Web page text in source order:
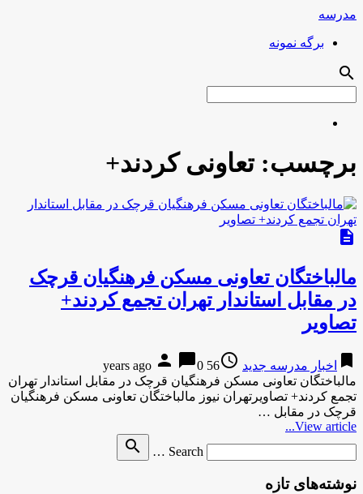
مدرسه
برگه نمونه
search
برچسب:تعاونی کردند+
description
مالباختگان تعاونی مسکن فرهنگیان قرچک
در مقابل استاندار تهران تجمع کردند+
تصاویر
bookmark اخبار مدرسه جدید access_time
56 years ago
person chat_bubble0
مالباختگان تعاونی مسکن فرهنگیان قرچک در مقابل استاندار تهران
تجمع کردند+ تصاویرتهران نیوز مالباختگان تعاونی مسکن فرهنگیان
قرچک در مقابل …
View article...
Search …
search
نوشته‌های تازه